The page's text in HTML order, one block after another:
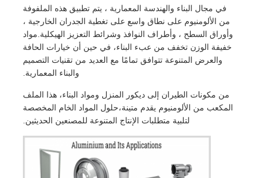
في مجال البناء والهندسة المعمارية ، يتم تطبيق هذه الملفوفة
من الألومنيوم على نطاق واسع على تغطية الجدران الخارجية ،
وأوراق السطح ، وأطراف النوافذ وشرائط التعزيز الهيكلية.مواد
خفيفة الوزن تخفف من عبء البناء، في حين أن خيارات الحافة
والعرض المتنوعة تتوافق تمامًا مع العديد من تقنيات التصميم
والبناء المعمارية.
من مكونات الطيران إلى ديكور المنزل ومواد البناء، هذا الملف
المكعب من الألومنيوم يقدم متينة،حلول المواد الخام المخصصة
لتلبية متطلبات الإنتاج المتنوعة للمصنعين الحديثين.